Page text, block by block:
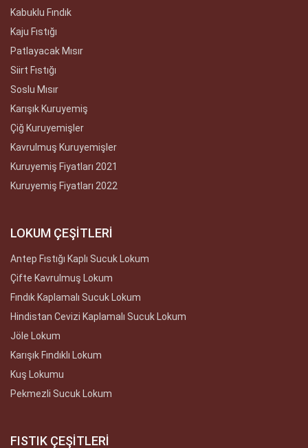
Kabuklu Fındık
Kaju Fıstığı
Patlayacak Mısır
Siirt Fıstığı
Soslu Mısır
Karışık Kuruyemiş
Çiğ Kuruyemişler
Kavrulmuş Kuruyemişler
Kuruyemiş Fiyatları 2021
Kuruyemiş Fiyatları 2022
LOKUM ÇEŞİTLERİ
Antep Fıstığı Kaplı Sucuk Lokum
Çifte Kavrulmuş Lokum
Fındık Kaplamalı Sucuk Lokum
Hindistan Cevizi Kaplamalı Sucuk Lokum
Jöle Lokum
Karışık Fındıklı Lokum
Kuş Lokumu
Pekmezli Sucuk Lokum
FISTIK ÇEŞİTLERİ